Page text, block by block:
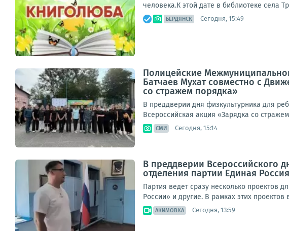
человека.К этой дате в библиотеке села
БЕРДЯНСК Сегодня, 15:49
Полицейские
Батчаев Мухат совместно с
со стражем порядка»
В преддверии дня физкультурника для
Всероссийская акция «Зарядка со
СМИ Сегодня, 15:14
В преддверии Всероссийского
отделения партии Единая
Партия ведет сразу несколько проектов
России» и другие. В рамках этих
АКИМОВКА Сегодня, 13:59